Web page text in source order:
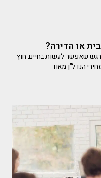
או הדירה?
שאפשר לעשות בחיים, חוץ
הנדל"ן מאוד